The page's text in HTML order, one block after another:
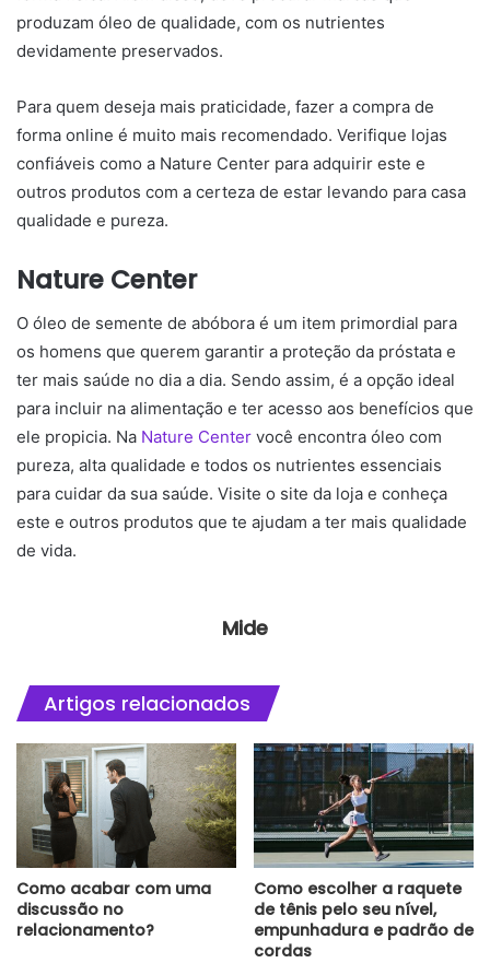
produzam óleo de qualidade, com os nutrientes
devidamente preservados.
Para quem deseja mais praticidade, fazer a compra de
forma online é muito mais recomendado. Verifique lojas
confiáveis como a Nature Center para adquirir este e
outros produtos com a certeza de estar levando para casa
qualidade e pureza.
Nature Center
O óleo de semente de abóbora é um item primordial para
os homens que querem garantir a proteção da próstata e
ter mais saúde no dia a dia. Sendo assim, é a opção ideal
para incluir na alimentação e ter acesso aos benefícios que
ele propicia. Na Nature Center você encontra óleo com
pureza, alta qualidade e todos os nutrientes essenciais
para cuidar da sua saúde. Visite o site da loja e conheça
este e outros produtos que te ajudam a ter mais qualidade
de vida.
Mide
Artigos relacionados
Como acabar com uma
discussão no
relacionamento?
Como escolher a raquete
de tênis pelo seu nível,
empunhadura e padrão de
cordas